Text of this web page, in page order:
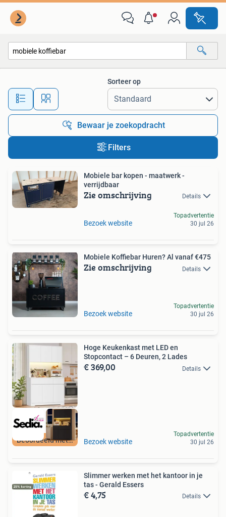
Alle afstanden…
Sorteer op
Bewaar je zoekopdracht
Filters
Mobiele bar kopen - maatwerk -
verrijdbaar
Zie omschrijving Details
Bezoek website
Topadvertentie
30 jul 26
Mobiele Koffiebar Huren? Al vanaf €475
Zie omschrijving Details
Bezoek website
Topadvertentie
30 jul 26
Beoordeeld met 9+
Hoge Keukenkast met LED en
Stopcontact – 6 Deuren, 2 Lades
€ 369,00 Details
Bezoek website
Topadvertentie
30 jul 26
Slimmer werken met het kantoor in je
tas - Gerald Essers
€ 4,75 Details